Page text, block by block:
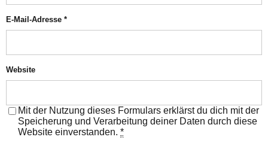
E-Mail-Adresse *
Website
Mit der Nutzung dieses Formulars erklärst du dich mit der
Speicherung und Verarbeitung deiner Daten durch diese
Website einverstanden. *